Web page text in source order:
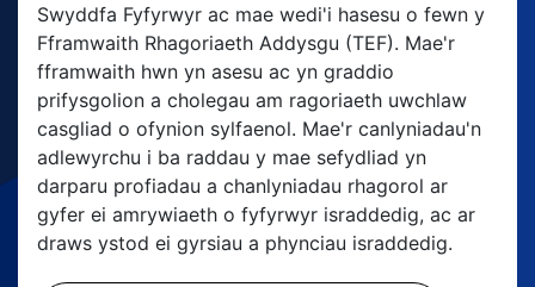
Swyddfa Fyfyrwyr ac mae wedi'i hasesu o fewn y
Fframwaith Rhagoriaeth Addysgu (TEF). Mae'r
fframwaith hwn yn asesu ac yn graddio
prifysgolion a cholegau am ragoriaeth uwchlaw
casgliad o ofynion sylfaenol. Mae'r canlyniadau'n
adlewyrchu i ba raddau y mae sefydliad yn
darparu profiadau a chanlyniadau rhagorol ar
gyfer ei amrywiaeth o fyfyrwyr israddedig, ac ar
draws ystod ei gyrsiau a phynciau israddedig.